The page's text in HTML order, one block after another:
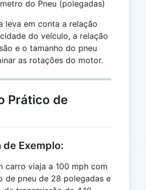
do Pneu (polegadas)
leva em conta a relação
do veículo, a relação
e o tamanho do pneu
as rotações do motor.
Prático de
de Exemplo:
carro viaja a 100 mph com
de pneu de 28 polegadas e